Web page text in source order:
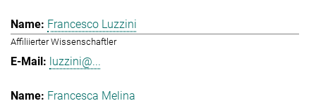
Francesco Luzzini
Affiliierter Wissenschaftler
luzzini@...
Francesca Melina